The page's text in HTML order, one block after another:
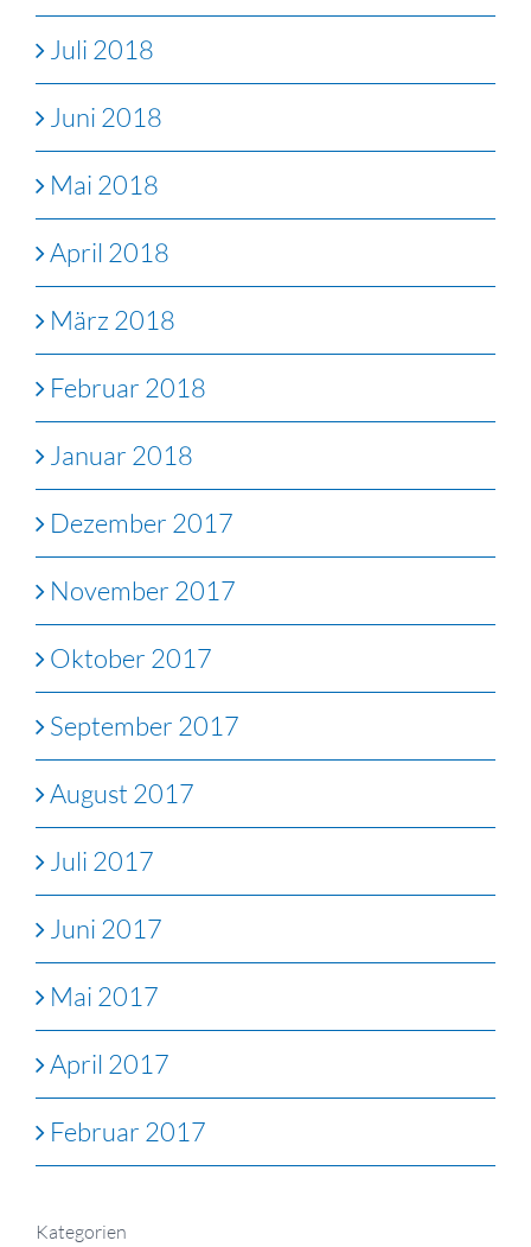
Juli 2018
Juni 2018
Mai 2018
April 2018
März 2018
Februar 2018
Januar 2018
Dezember 2017
November 2017
Oktober 2017
September 2017
August 2017
Juli 2017
Juni 2017
Mai 2017
April 2017
Februar 2017
Kategorien